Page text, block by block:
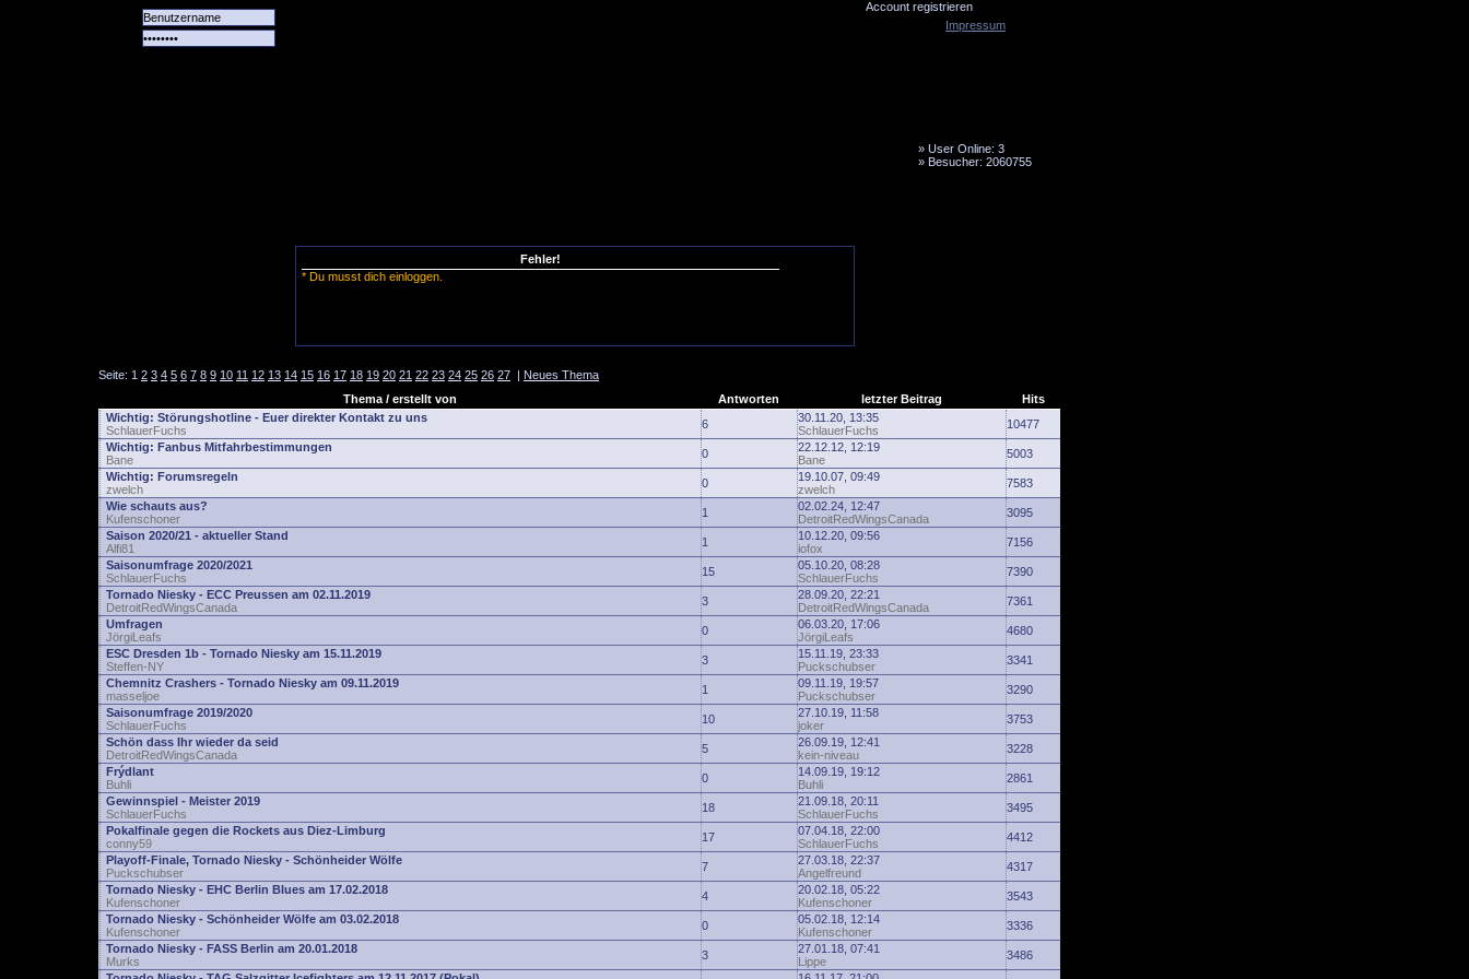
Account registrieren
» User Online: 3
» Besucher: 2060755
Fehler!
* Du musst dich einloggen.
Seite: 1 2 3 4 5 6 7 8 9 10 11 12 13 14 15 16 17 18 19 20 21 22 23 24 25 26 27 | Neues Thema
Thema / erstellt von
Antworten letzter Beitrag
Hits
Wichtig: Störungshotline - Euer direkter Kontakt zu uns
SchlauerFuchs
6
30.11.20, 13:35
SchlauerFuchs
10477
Wichtig: Fanbus Mitfahrbestimmungen
Bane
0
22.12.12, 12:19
Bane
5003
Wichtig: Forumsregeln
zwelch
0
19.10.07, 09:49
zwelch
7583
Wie schauts aus?
Kufenschoner
1
02.02.24, 12:47
DetroitRedWingsCanada
3095
Saison 2020/21 - aktueller Stand
Alfi81
1
10.12.20, 09:56
iofox
7156
Saisonumfrage 2020/2021
SchlauerFuchs
15
05.10.20, 08:28
SchlauerFuchs
7390
Tornado Niesky - ECC Preussen am 02.11.2019
DetroitRedWingsCanada
3
28.09.20, 22:21
DetroitRedWingsCanada
7361
Umfragen
JörgiLeafs
0
06.03.20, 17:06
JörgiLeafs
4680
ESC Dresden 1b - Tornado Niesky am 15.11.2019
Steffen-NY
3
15.11.19, 23:33
Puckschubser
3341
Chemnitz Crashers - Tornado Niesky am 09.11.2019
masseljoe
1
09.11.19, 19:57
Puckschubser
3290
Saisonumfrage 2019/2020
SchlauerFuchs
10
27.10.19, 11:58
joker
3753
Schön dass Ihr wieder da seid
DetroitRedWingsCanada
5
26.09.19, 12:41
kein-niveau
3228
Frýdlant
Buhli
0
14.09.19, 19:12
Buhli
2861
Gewinnspiel - Meister 2019
SchlauerFuchs
18
21.09.18, 20:11
SchlauerFuchs
3495
Pokalfinale gegen die Rockets aus Diez-Limburg
conny59
17
07.04.18, 22:00
SchlauerFuchs
4412
Playoff-Finale, Tornado Niesky - Schönheider Wölfe
Puckschubser
7
27.03.18, 22:37
Angelfreund
4317
Tornado Niesky - EHC Berlin Blues am 17.02.2018
Kufenschoner
4
20.02.18, 05:22
Kufenschoner
3543
Tornado Niesky - Schönheider Wölfe am 03.02.2018
Kufenschoner
0
05.02.18, 12:14
Kufenschoner
3336
Tornado Niesky - FASS Berlin am 20.01.2018
Murks
3
27.01.18, 07:41
Lippe
3486
Impressum